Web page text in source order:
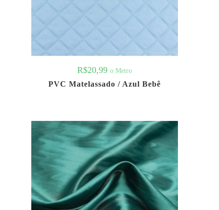
R$20,99 o Metro
PVC Matelassado / Azul Bebê